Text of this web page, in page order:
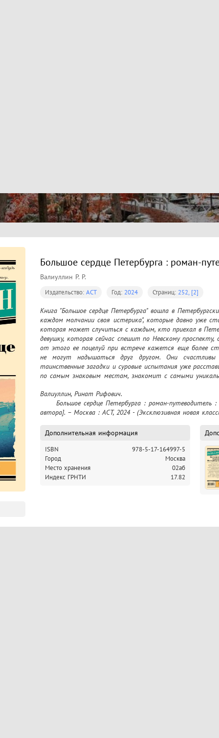
Большое сердце Петербурга : роман-
Валиуллин Р. Р.
Издательство: АСТ Год: 2024 Страниц: 252, [2]
Книга "Большое сердце Петербурга" вошла в
каждом молчании своя истерика", которые давно уже
которая может случиться с каждым, кто приехал в
девушку, которая сейчас спешит по Невскому
от этого ее поцелуй при встрече кажется еще более
не могут надышаться друг другом. Они
таинственные загадки и суровые испытания уже
по самым знаковым местам, знакомит с самыми
Валиуллин, Ринат Рифович.
	Большое сердце Петербурга : роман-путеводитель : [16+] / Ринат Валиуллин ; [иллюстрации
автора]. – Москва : АСТ, 2024 - (Эксклюзивная новая
Дополнительная информация
ISBN
978-5-17-164997-5
Город
Москва
Место хранения
02аб
Индекс ГРНТИ
17.82